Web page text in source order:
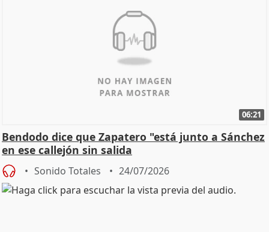
06:21
Bendodo dice que Zapatero "está junto a Sánchez
en ese callejón sin salida
Sonido Totales 24/07/2026